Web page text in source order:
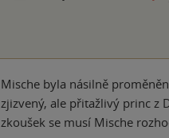
Mische byla násilně
zjizvený, ale přitažlivý princ z
zkoušek se musí Mische